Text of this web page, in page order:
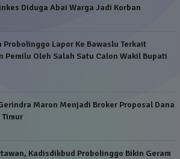
Diduga Abai Warga Jadi Korban
Probolinggo Lapor Ke Bawaslu Terkait
Pemilu Oleh Salah Satu Calon Wakil Bupati
Maron Menjadi Broker Proposal Dana
Kadisdikbud Probolinggo Bikin Geram